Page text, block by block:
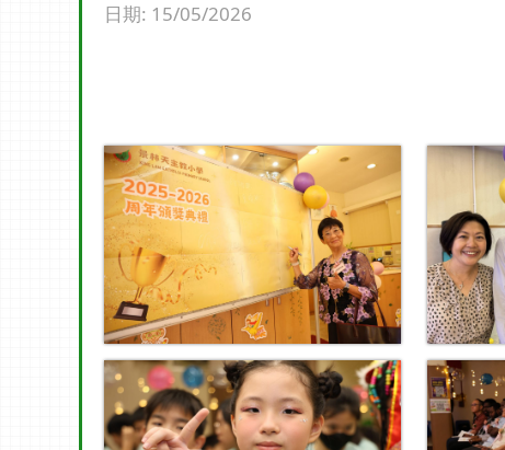
日期: 15/05/2026